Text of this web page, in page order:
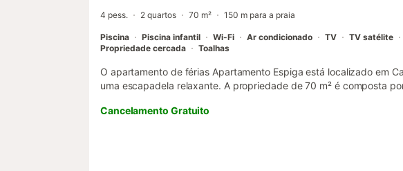
4 pess. 2 quartos 70 m² 150 m para a praia
Piscina Piscina infantil Wi-Fi Ar condicionado TV TV satélite
Propriedade cercada
Toalhas
O apartamento de férias Apartamento Espiga está localizado em
uma escapadela relaxante. A propriedade de 70 m² é composta
comodidades adicionais incluem Wi-Fi de alta velocidade
televisão inteligente com serviços de streaming, ar condicionado,
roupa. Um berço e uma cadeira alta também estão disponíveis. A
varanda. A propriedade tem acesso a uma área exterior
Cancelamento Gratuito